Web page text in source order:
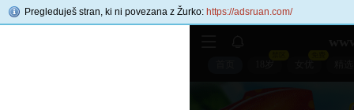
Pregleduješ stran, ki ni povezana z Žurko: https://adsruan.com/